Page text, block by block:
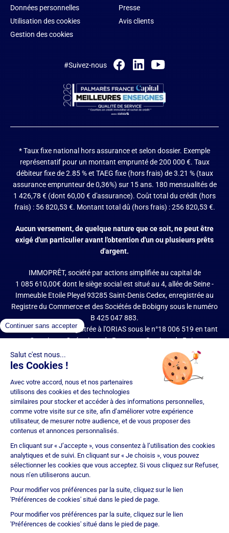
Données personnelles
Utilisation des cookies
Gestion des cookies
Presse
Avis clients
#Suivez-nous
* Taux fixe national hors assurance et selon dossier. Exemple
représentatif pour un montant emprunté de 200 000 €. Taux
débiteur fixe de 2.85 % et TAEG fixe (hors frais) de 3.21 % (taux
assurance emprunteur de 0,36%) sur 15 ans. 180 mensualités de
1 426,78 € (dont 60,00 € d'assurance). Coût total du crédit (hors
frais) : 56 820,53 €. Montant total dû (hors frais) : 256 820,53 €.
Aucun versement, de quelque nature que ce soit, ne peut être
exigé d'un particulier avant l'obtention d'un ou plusieurs prêts
d'argent.
IMMOPRÊT, société par actions simplifiée au capital de
1 085 610,00€ dont le siège social est situé au 4, allée de Seine -
Immeuble Etoile Pleyel 93285 Saint-Denis Cedex, enregistrée au
Registre du Commerce et des Sociétés de Bobigny sous le numéro
B 425 047 883.
IMMOPRÊT est enregistrée à l'ORIAS sous le n°18 006 519 en tant
que Courtier en Opérations de Banque et Services de Paiement
(COBSP), Mandataire d'intermédiaire en opérations de banque et
services de paiement (MIOBSP) de la société Partners Finances
(RCS Nancy n°404 681 496, Mandataire Non Exclusif, ORIAS n°07
036 794) pour le Regroupement de crédits et Courtier d'assurance
ou de réassurance (COA).
Société soumise au contrôle de l'Autorité de Contrôle Prudentiel et
de Résolution (ACPR – site : https://acpr.banque-france.fr/), 4
Place de Budapest – CS 92459 – 75436 Paris Cedex 09. Réseau
d'agences franchisées juridiquement et financièrement
indépendantes. IMMOPRÊT bénéficie d'une assurance
responsabilité civile professionnelle auprès de CNA Insurance
Company (police n° BFL10471901).
Immoprêt est noté 4,9/5 selon 15293 avis clients
Certification
ISO 9001